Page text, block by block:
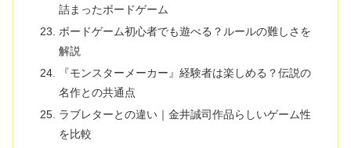
詰まったボードゲーム
ボードゲーム初心者でも遊べる？ルールの難しさを
解説
『モンスターメーカー』経験者は楽しめる？伝説の
名作との共通点
ラブレターとの違い｜金井誠司作品らしいゲーム性
を比較